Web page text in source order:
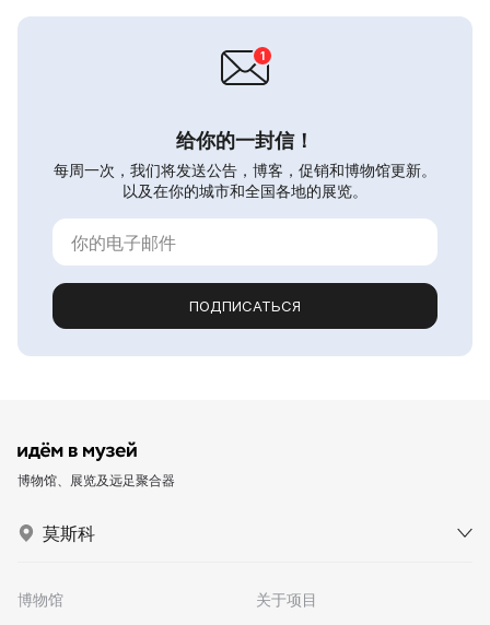
给你的一封信！
每周一次，我们将发送公告，博客，促销和博物馆更新。
以及在你的城市和全国各地的展览。
ПОДПИСАТЬСЯ
博物馆、展览及远足聚合器
莫斯科
博物馆
关于项目